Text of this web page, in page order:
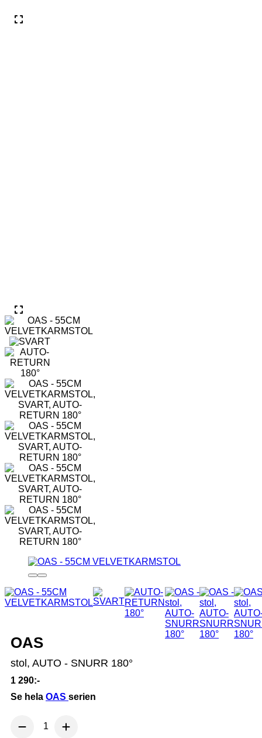
OAS
stol, AUTO - SNURR 180°
1 290:-
Se hela OAS serien